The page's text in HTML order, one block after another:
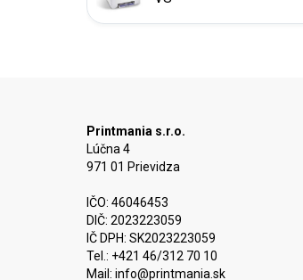
Printmania s.r.o.
Lúčna 4
971 01 Prievidza
IČO: 46046453
DIČ: 2023223059
IČ DPH: SK2023223059
Tel.: +421 46/312 70 10
Mail: info@printmania.sk